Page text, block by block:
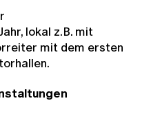
lokal z.B. mit
mit dem ersten